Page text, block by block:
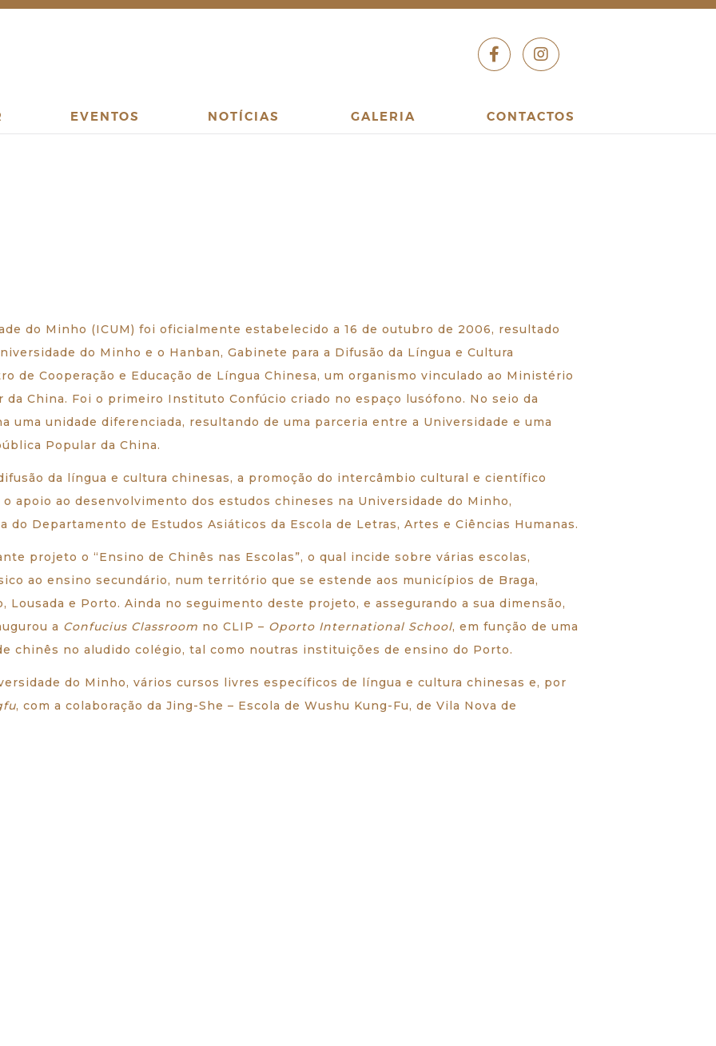
EVENTOS NOTÍCIAS GALERIA CONTACTOS
do Minho (ICUM) foi oficialmente estabelecido a 16 de outubro de 2006, resultado
do Minho e o Hanban, Gabinete para a Difusão da Língua e Cultura
de Cooperação e Educação de Língua Chinesa, um organismo vinculado ao Ministério
da China. Foi o primeiro Instituto Confúcio criado no espaço lusófono. No seio da
uma unidade diferenciada, resultando de uma parceria entre a Universidade e uma
Popular da China.
da língua e cultura chinesas, a promoção do intercâmbio cultural e científico
apoio ao desenvolvimento dos estudos chineses na Universidade do Minho,
do Departamento de Estudos Asiáticos da Escola de Letras, Artes e Ciências Humanas.
projeto o “Ensino de Chinês nas Escolas”, o qual incide sobre várias escolas,
ao ensino secundário, num território que se estende aos municípios de Braga,
Lousada e Porto. Ainda no seguimento deste projeto, e assegurando a sua dimensão,
a Confucius Classroom no CLIP – Oporto International School, em função de uma
chinês no aludido colégio, tal como noutras instituições de ensino do Porto.
do Minho, vários cursos livres específicos de língua e cultura chinesas e, por
, com a colaboração da Jing-She – Escola de Wushu Kung-Fu, de Vila Nova de